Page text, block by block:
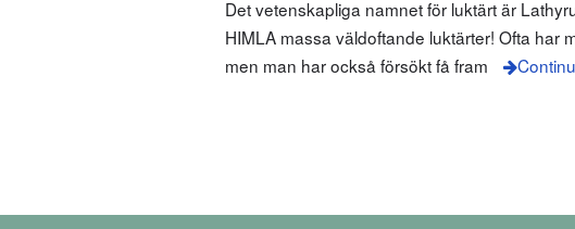
Det vetenskapliga namnet för luktärt är
HIMLA massa väldoftande luktärter! Ofta har
men man har också försökt få fram